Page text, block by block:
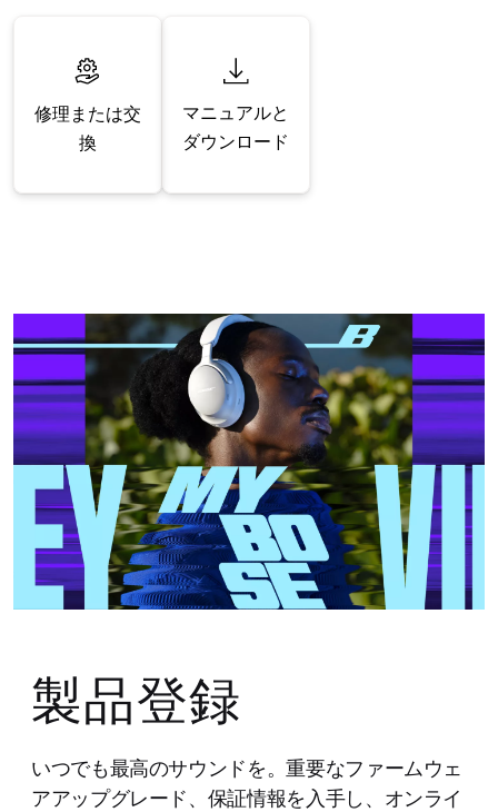
修理または交
換
マニュアルと
ダウンロード
製品登録
いつでも最高のサウンドを。重要なファームウェ
アアップグレード、保証情報を入手し、オンライ